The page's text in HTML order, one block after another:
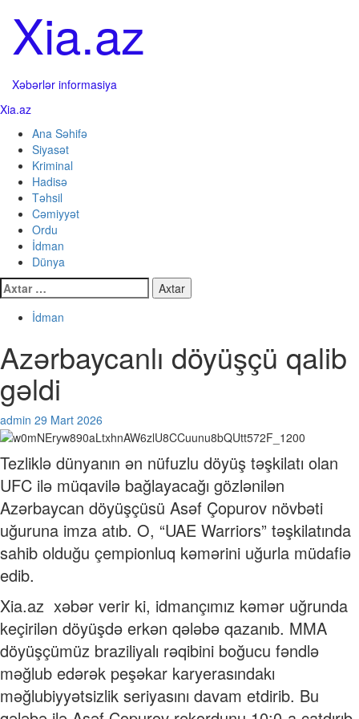
content
Xia.az
Xəbərlər informasiya
Primary
Xia.az
Ana Səhifə
Siyasət
Kriminal
Hadisə
Təhsil
Cəmiyyət
Ordu
İdman
Dünya
Axtarış:
İdman
Azərbaycanlı döyüşçü qalib
gəldi
admin 29 Mart 2026
Tezliklə dünyanın ən nüfuzlu döyüş təşkilatı olan
UFC ilə müqavilə bağlayacağı gözlənilən
Azərbaycan döyüşçüsü Asəf Çopurov növbəti
uğuruna imza atıb. O, “UAE Warriors” təşkilatında
sahib olduğu çempionluq kəmərini uğurla müdafiə
edib.
Xia.az xəbər verir ki, idmançımız kəmər uğrunda
keçirilən döyüşdə erkən qələbə qazanıb. MMA
döyüşçümüz braziliyalı rəqibini boğucu fəndlə
məğlub edərək peşəkar karyerasındakı
məğlubiyyətsizlik seriyasını davam etdirib. Bu